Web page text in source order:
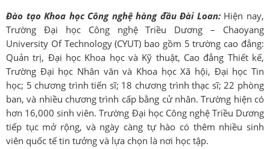
Đào tạo Khoa học Công nghệ hàng đầu Đài Loan:Hiện nay,
Trường Đại học Công nghệ Triều Dương – Chaoyang
University Of Technology (CYUT) bao gồm 5 trường cao đẳng:
Quản trị, Đại học Khoa học và Kỹ thuật, Cao đẳng Thiết kế,
Trường Đại học Nhân văn và Khoa học Xã hội, Đại học Tin
học; 5 chương trình tiến sĩ; 18 chương trình thạc sĩ; 22 phòng
ban, và nhiều chương trình cấp bằng cử nhân. Trường hiện có
hơn 16,000 sinh viên. Trường Đại học Công nghệ Triều Dương
tiếp tục mở rộng, và ngày càng tự hào có thêm nhiều sinh
viên quốc tế tin tưởng và lựa chọn là nơi học tập.